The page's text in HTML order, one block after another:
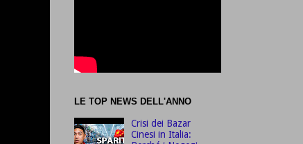
LE TOP NEWS DELL'ANNO
Crisi dei Bazar
Cinesi in Italia: